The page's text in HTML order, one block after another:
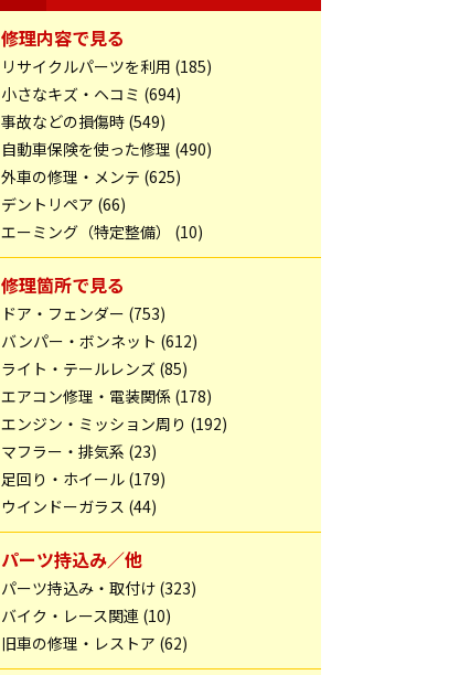
修理内容で見る
リサイクルパーツを利用 (185)
小さなキズ・ヘコミ (694)
事故などの損傷時 (549)
自動車保険を使った修理 (490)
外車の修理・メンテ (625)
デントリペア (66)
エーミング（特定整備） (10)
修理箇所で見る
ドア・フェンダー (753)
バンパー・ボンネット (612)
ライト・テールレンズ (85)
エアコン修理・電装関係 (178)
エンジン・ミッション周り (192)
マフラー・排気系 (23)
足回り・ホイール (179)
ウインドーガラス (44)
パーツ持込み／他
パーツ持込み・取付け (323)
バイク・レース関連 (10)
旧車の修理・レストア (62)